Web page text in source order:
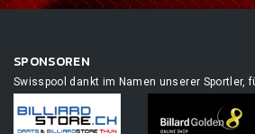
SPONSOREN
Swisspool dankt im Namen unserer Sportler,